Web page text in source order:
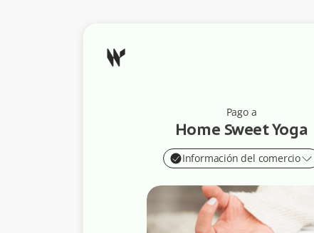
Pago a
Home Sweet Yoga
Información del comercio